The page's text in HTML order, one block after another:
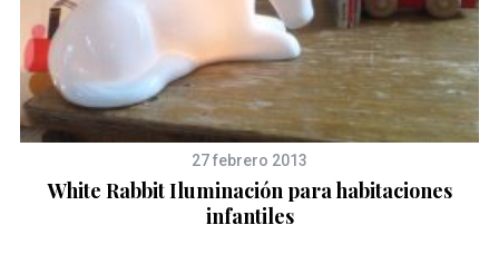
27 febrero 2013
White Rabbit Iluminación para habitaciones
infantiles